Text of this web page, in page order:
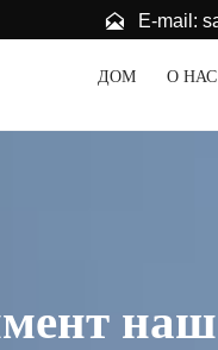
 E-mail:
ДОМ О НАС